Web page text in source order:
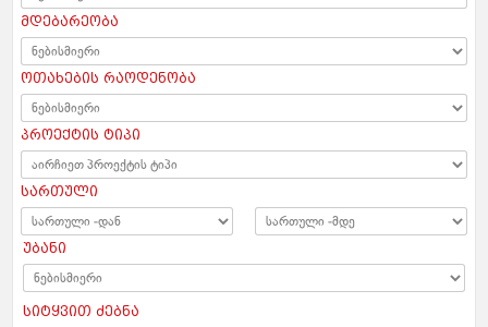
მდებარეობა
ოთახების რაოდენობა
პროექტის ტიპი
სართული
უბანი
სიტყვით ძებნა